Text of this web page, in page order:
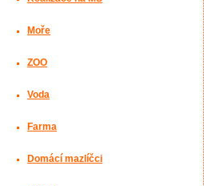
Moře
ZOO
Voda
Farma
Domácí mazlíčci